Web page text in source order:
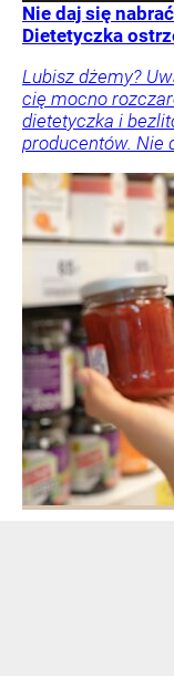
Nie daj się
Dietetyczka
Lubisz dżemy?
cię mocno
dietetyczka i
producentów. Nie